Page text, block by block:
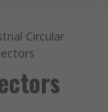
Circular